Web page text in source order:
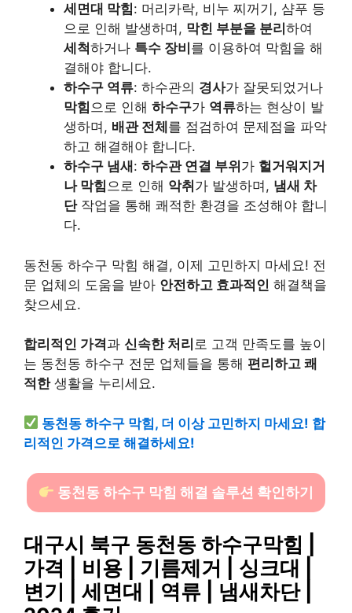
세면대 막힘: 머리카락, 비누 찌꺼기, 샴푸 등
으로 인해 발생하며, 막힌 부분을 분리 하여
세척하거나 특수 장비 를 이용하여 막힘을 해
결해야 합니다.
하수구 역류: 하수관의 경사가 잘못되었거나
막힘으로 인해 하수구가 역류하는 현상이 발
생하며, 배관 전체 를 점검하여 문제점을 파악
하고 해결해야 합니다.
하수구 냄새 : 하수관 연결 부위 가 헐거워지거
나 막힘으로 인해 악취 가 발생하며, 냄새 차
단작업을 통해 쾌적한 환경을 조성해야 합니
다.
동천동 하수구 막힘 해결, 이제 고민하지 마세요! 전
문 업체의 도움을 받아 안전하고 효과적인 해결책을
찾으세요.
합리적인 가격과 신속한 처리 로 고객 만족도를 높이
는 동천동 하수구 전문 업체들을 통해 편리하고 쾌
적한생활을 누리세요.
동천동 하수구 막힘, 더 이상 고민하지 마세요! 합
리적인 가격으로 해결하세요!
동천동 하수구 막힘 해결 솔루션 확인하기
대구시 북구 동천동 하수구막힘 |
가격 | 비용 | 기름제거 | 싱크대 |
변기 | 세면대 | 역류 | 냄새차단 |